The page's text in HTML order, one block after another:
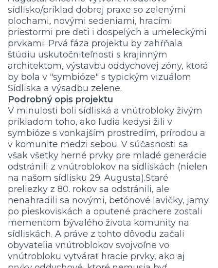
sídlisko/príklad dobrej praxe so zelenými
plochami, novými sedeniami, hracími
priestormi pre deti i dospelých a umeleckými
prvkami. Prvá fáza projektu by zahŕňala
štúdiu uskutočniteľnosti s krajinným
architektom, výstavbu oddychovej zóny, ktorá
by bola v "symbióze" s typickým vizuálom
Sídliska a výsadbu zelene.
Podrobný opis projektu
V minulosti boli sídliská a vnútrobloky živým
príkladom toho, ako ľudia kedysi žili v
symbióze s vonkajším prostredím, prírodou a
v komunite medzi sebou. V súčasnosti sa
však všetky herné prvky pre mladé generácie
odstránili z vnútroblokov na sídliskách (nielen
na našom sídlisku 29. Augusta).Staré
preliezky z 80. rokov sa odstránili, ale
nenahradili sa novými, betónové lavičky, jamy
po pieskoviskách a oputené prachere zostali
mementom bývalého života komunity na
sídliskách. A práve z tohto dôvodu začali
obyvatelia vnútroblokov svojvoľne vo
vnútrobloku vytvárať hracie prvky, ako aj